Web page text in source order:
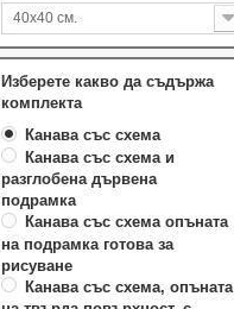
40х40 см.
Изберете какво да съдържа
комплекта
Канава със схема
Канава със схема и
разглобена дървена
подрамка
Канава със схема опъната
на подрамка готова за
рисуване
Канава със схема, опъната